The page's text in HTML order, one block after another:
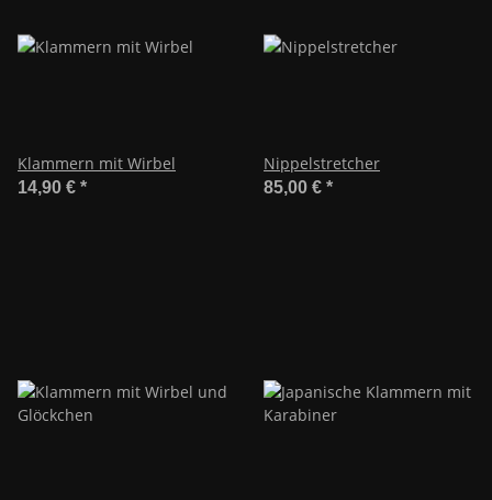
Klammern mit Wirbel
14,90 € *
Nippelstretcher
85,00 € *